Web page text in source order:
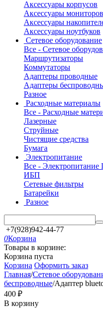
Аксессуары корпусов
Аксессуары мониторов
Аксессуары
Аксессуары ноутбуков
Сетевое оборудование
Все - Сетевое
Маршрутизаторы
Коммутаторы
Адаптеры проводные
Адаптеры
Разное
Расходные материалы
Все - Расходные
Лазерные
Струйные
Чистящие средства
Бумага
Электропитание
Все - Электропитание
ИБП
Сетевые фильтры
Батарейки
Разное
+7(928)942-44-77
0Корзина
Товары в корзине:
Корзина пуста
Корзина Оформить заказ
Главная/Сетевое
беспроводные/Адаптер
‍400‍ ₽
В корзину